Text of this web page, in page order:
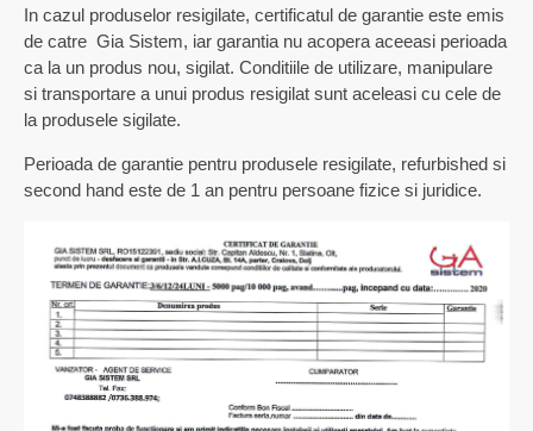
In cazul produselor resigilate, certificatul de garantie este emis
de catre Gia Sistem, iar garantia nu acopera aceeasi perioada
ca la un produs nou, sigilat. Conditiile de utilizare, manipulare
si transportare a unui produs resigilat sunt aceleasi cu cele de
la produsele sigilate.
Perioada de garantie pentru produsele resigilate, refurbished si
second hand este de 1 an pentru persoane fizice si juridice.